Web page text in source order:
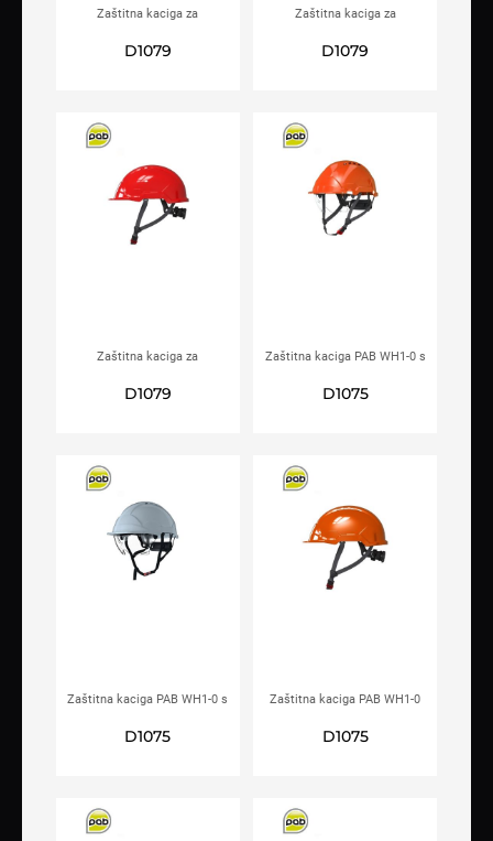
Zaštitna kaciga za
Narančasta
D1079
Zaštitna kaciga za
D1079
Zaštitna kaciga za
crvena
D1079
Zaštitna kaciga PAB WH1-0 s
narančasta
D1075
Zaštitna kaciga PAB WH1-0 s
D1075
Zaštitna kaciga PAB WH1-0
D1075